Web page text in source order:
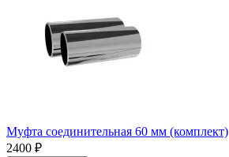
Муфта соединительная 60 мм (комплект)
2400 ₽